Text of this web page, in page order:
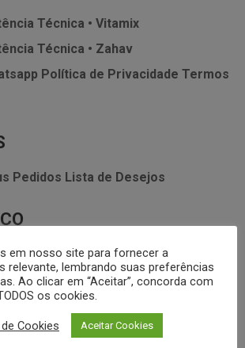
Técnica • Vitamix
Técnica • Zahav
Política de Privacidade Termos
Pedidos Lista de Desejos
foodservice@dayhome.com.br
SHOWRROM:
em nosso site para fornecer a
relevante, lembrando suas preferências
Ao clicar em “Aceitar”, concorda com
os cookies.
Cookies Aceitar Cookies